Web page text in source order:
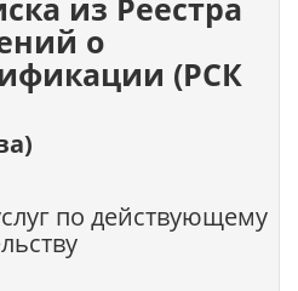
из Реестра
о
(РСК
по действующему